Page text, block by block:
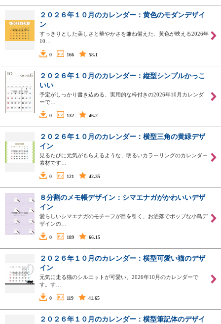
２０２６年１０月のカレンダー：黄色のモダンデザイ
ン
すっきりとした美しさと華やかさを兼ね備えた、黄色が映える2026年
10…
0 166 58.1
２０２６年１０月のカレンダー：縦型シンプルかっこ
いい
予定がしっかり書き込める、実用的な枠付きの2026年10月カレンダ
ーで…
0 132 46.2
２０２６年１０月のカレンダー：横型三角の黄緑デザ
イン
見るたびに元気がもらえるような、明るいカラーリングのカレンダー
素材です…
0 121 42.35
８分割のメモ帳デザイン：シマエナガがかわいいデザ
イン
愛らしいシマエナガのモチーフが目を引く、お洒落でポップな小鳥デ
ザインの…
0 189 66.15
２０２６年１０月のカレンダー：横型可愛い猫のデザ
イン
元気に走る猫のシルエットが可愛い、2026年10月のカレンダーで
す。す…
0 119 41.65
２０２６年１０月のカレンダー：横型筆記体のデザイ